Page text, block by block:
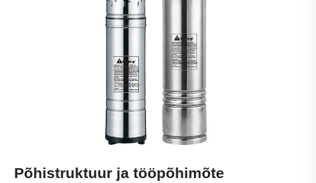
Põhistruktuur ja tööpõhimõte